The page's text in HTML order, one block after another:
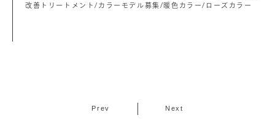
改善トリートメント/カラーモデル募集/暖色カラー/ローズカラー
Prev Next